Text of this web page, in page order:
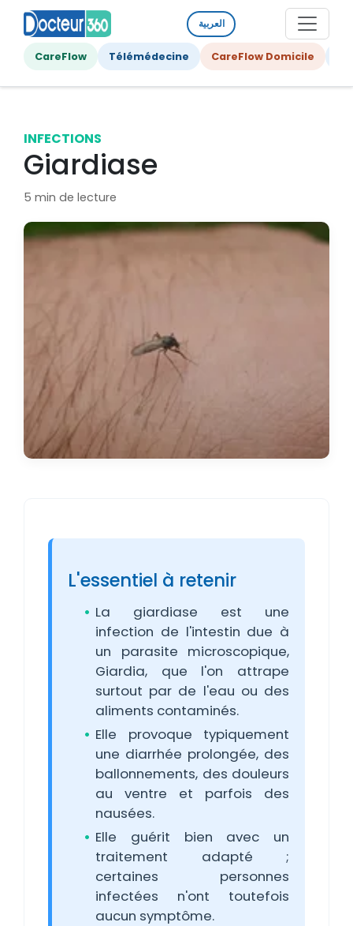
العربية
CareFlow Télémédecine CareFlow Domicile
INFECTIONS
Giardiase
5 min de lecture
L'essentiel à retenir
La giardiase est une
infection de l'intestin due à
un parasite microscopique,
Giardia, que l'on attrape
surtout par de l'eau ou des
aliments contaminés.
Elle provoque typiquement
une diarrhée prolongée, des
ballonnements, des douleurs
au ventre et parfois des
nausées.
Elle guérit bien avec un
traitement adapté ;
certaines personnes
infectées n'ont toutefois
aucun symptôme.